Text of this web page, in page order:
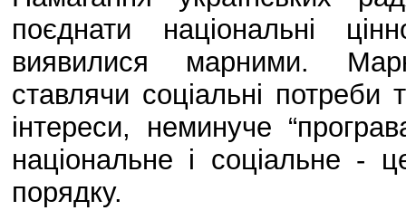
поєднати національні
виявилися марними.
ставлячи соціальні потреби
інтереси, неминуче
національне і соціальне -
порядку.